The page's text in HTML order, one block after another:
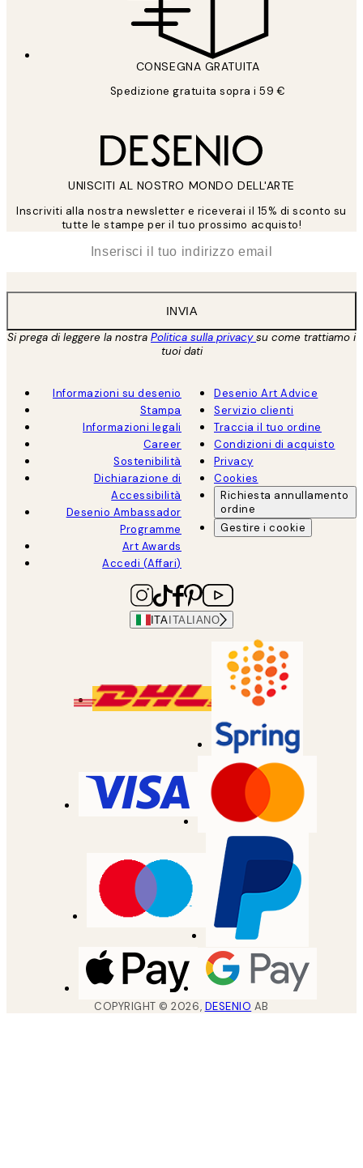
CONSEGNA GRATUITA
Spedizione gratuita sopra i 59 €
UNISCITI AL NOSTRO MONDO DELL'ARTE
Inscriviti alla nostra newsletter e riceverai il 15% di sconto su
tutte le stampe per il tuo prossimo acquisto!
INVIA
Si prega di leggere la nostra Politica sulla privacysu come trattiamo i
tuoi dati
Informazioni su desenio
Stampa
Informazioni legali
Career
Sostenibilità
Dichiarazione di
Accessibilità
Desenio Ambassador
Programme
Art Awards
Accedi (Affari)
Desenio Art Advice
Servizio clienti
Traccia il tuo ordine
Condizioni di acquisto
Privacy
Cookies
Richiesta annullamento
ordine
Gestire i cookie
ITA ITALIANO
COPYRIGHT ©2026, DESENIO AB